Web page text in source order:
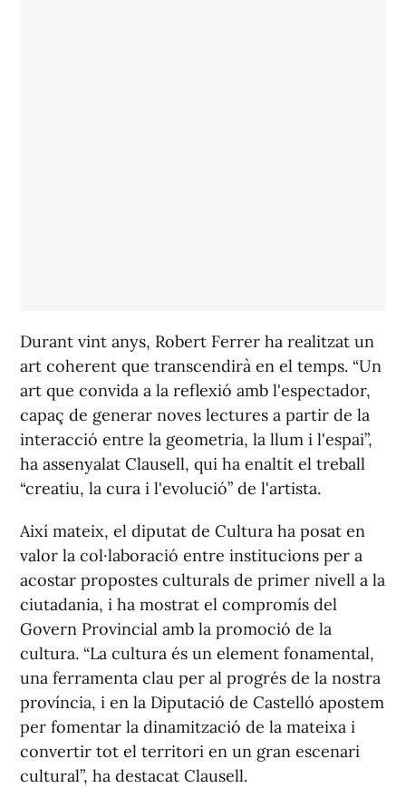
Durant vint anys, Robert Ferrer ha realitzat un
art coherent que transcendirà en el temps. “Un
art que convida a la reflexió amb l'espectador,
capaç de generar noves lectures a partir de la
interacció entre la geometria, la llum i l'espai”,
ha assenyalat Clausell, qui ha enaltit el treball
“creatiu, la cura i l'evolució” de l'artista.
Així mateix, el diputat de Cultura ha posat en
valor la col·laboració entre institucions per a
acostar propostes culturals de primer nivell a la
ciutadania, i ha mostrat el compromís del
Govern Provincial amb la promoció de la
cultura. “La cultura és un element fonamental,
una ferramenta clau per al progrés de la nostra
província, i en la Diputació de Castelló apostem
per fomentar la dinamització de la mateixa i
convertir tot el territori en un gran escenari
cultural”, ha destacat Clausell.